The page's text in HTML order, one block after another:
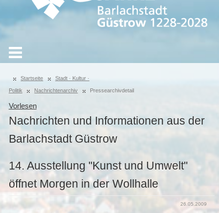
Startseite Stadt · Kultur ·
Politik Nachrichtenarchiv Pressearchivdetail
Vorlesen
Nachrichten und Informationen aus der
Barlachstadt Güstrow
14. Ausstellung "Kunst und Umwelt"
öffnet Morgen in der Wollhalle
26.05.2009